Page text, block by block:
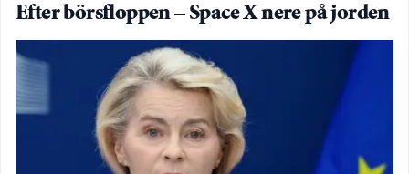
Efter börsfloppen – Space X nere på jorden